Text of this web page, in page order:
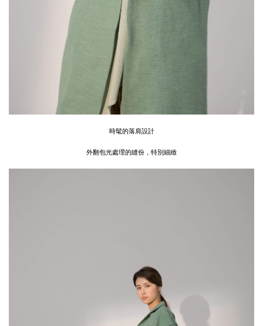
時髦的落肩設計
外翻包光處理的縫份，特別細緻